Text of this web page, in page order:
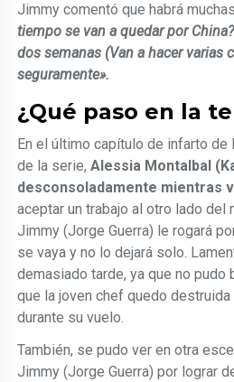
Jimmy comentó que habrá
tiempo se van a quedar por
dos semanas (Van a hacer varias
seguramente».
¿Qué paso en la
En el último capítulo de infarto de
de la serie, Alessia Montalbal
desconsoladamente mientras
aceptar un trabajo al otro lado del
Jimmy (Jorge Guerra) le rogará
se vaya y no lo dejará solo.
demasiado tarde, ya que no pudo
que la joven chef quedo
durante su vuelo.
También, se pudo ver en otra
Jimmy (Jorge Guerra) por lograr